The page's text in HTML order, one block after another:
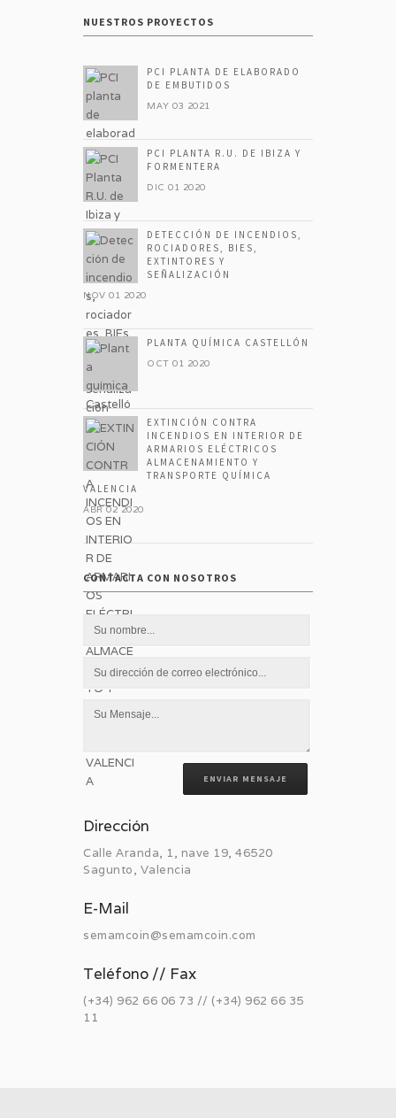
NUESTROS PROYECTOS
PCI PLANTA DE ELABORADO
DE EMBUTIDOS
MAY 03 2021
PCI PLANTA R.U. DE IBIZA Y
FORMENTERA
DIC 01 2020
DETECCIÓN DE INCENDIOS,
ROCIADORES, BIES,
EXTINTORES Y
SEÑALIZACIÓN
NOV 01 2020
PLANTA QUÍMICA CASTELLÓN
OCT 01 2020
EXTINCIÓN CONTRA
INCENDIOS EN INTERIOR DE
ARMARIOS ELÉCTRICOS
ALMACENAMIENTO Y
TRANSPORTE QUÍMICA
VALENCIA
ABR 02 2020
CONTACTA CON NOSOTROS
ENVIAR MENSAJE
Dirección
Calle Aranda, 1, nave 19, 46520
Sagunto, Valencia
E-Mail
semamcoin@semamcoin.com
Teléfono // Fax
(+34) 962 66 06 73 // (+34) 962 66 35
11